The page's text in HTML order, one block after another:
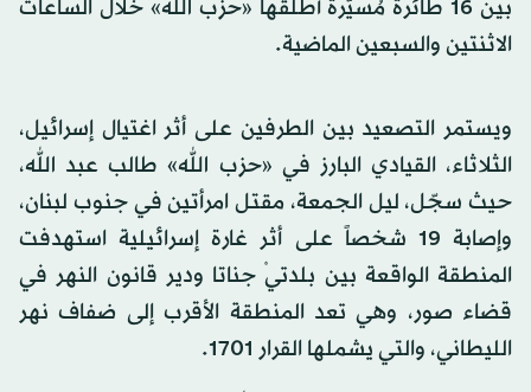
بين 16 طائرة مُسيّرة أطلقها «حزب الله» خلال الساعات
الاثنتين والسبعين الماضية.
ويستمر التصعيد بين الطرفين على أثر اغتيال إسرائيل،
الثلاثاء، القيادي البارز في «حزب الله» طالب عبد الله،
حيث سجّل، ليل الجمعة، مقتل امرأتين في جنوب لبنان،
وإصابة 19 شخصاً على أثر غارة إسرائيلية استهدفت
المنطقة الواقعة بين بلدتيْ جناتا ودير قانون النهر في
قضاء صور، وهي تعد المنطقة الأقرب إلى ضفاف نهر
الليطاني، والتي يشملها القرار 1701.